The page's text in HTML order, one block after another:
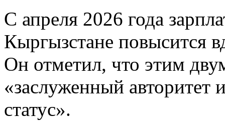
С апреля 2026 года
Кыргызстане повысится
Он отметил, что этим
«заслуженный
статус».